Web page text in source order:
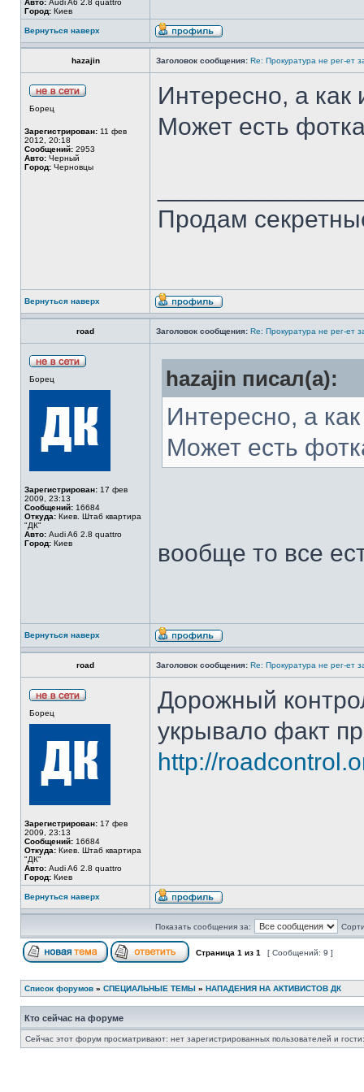
Авто: Audi A6 2.8 quattro
Город: Киев
Вернуться наверх
hazajin Заголовок сообщения: Re: Прокуратура не рег-ет
Борец
Зарегистрирован: 11 фев
2012, 20:18
Сообщений: 2953
Авто: Черный
Город: Черновцы
Интересно, а как
Может есть
Продам
Вернуться наверх
road Заголовок сообщения: Re: Прокуратура не рег-ет
Борец
Зарегистрирован: 17 фев
2009, 23:13
Сообщений: 16684
Откуда: Киев. Штаб квартира
"ДК"
Авто: Audi A6 2.8 quattro
Город: Киев
hazajin писал(а):
Интересно, а
Может есть
вообще то все
Вернуться наверх
road Заголовок сообщения: Re: Прокуратура не рег-ет
Борец
Зарегистрирован: 17 фев
2009, 23:13
Сообщений: 16684
Откуда: Киев. Штаб квартира
"ДК"
Авто: Audi A6 2.8 quattro
Город: Киев
Дорожный
укрывало факт
http://
Вернуться наверх
Показать сообщения за:
Страница 1 из 1 [ Сообщений: 9 ]
Список форумов » СПЕЦИАЛЬНЫЕ ТЕМЫ » НАПАДЕНИЯ НА АКТИВИСТОВ ДК
Кто сейчас на форуме
Сейчас этот форум просматривают: нет зарегистрированных пользователей и